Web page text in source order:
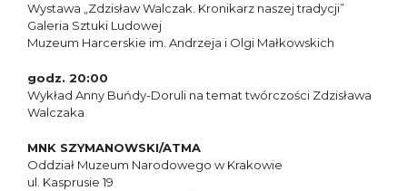
Wystawa „Zdzisław Walczak. Kronikarz naszej tradycji”
Galeria Sztuki Ludowej
Muzeum Harcerskie im. Andrzeja i Olgi Małkowskich
godz. 20:00
Wykład Anny Buńdy-Doruli na temat twórczości Zdzisława
Walczaka
MNK SZYMANOWSKI/ATMA
Oddział Muzeum Narodowego w Krakowie
ul. Kasprusie 19